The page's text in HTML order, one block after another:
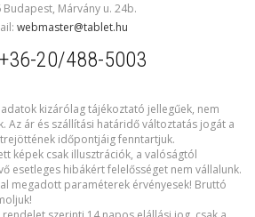
Budapest, Márvány u. 24b.
webmaster@tablet.hu
+36-20/488-5003
kizárólag tájékoztató jellegűek, nem
Az ár és szállítási határidő változtatás jogát a
időpontjáig fenntartjuk.
képek csak illusztrációk, a valóságtól
esetleges hibákért felelősséget nem vállalunk.
megadott paraméterek érvényesek! Bruttó